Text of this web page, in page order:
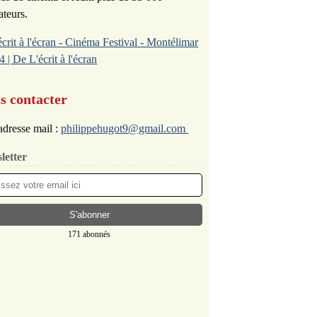
à l'écran - Cinéma Festival - Montélimar
| De L'écrit à l'écran
contacter
mail :philippehugot9@gmail.com
171 abonnés